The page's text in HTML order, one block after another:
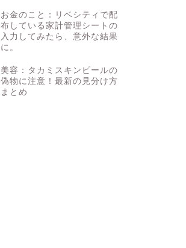
お金のこと：リベシティで配
布している家計管理シートの
入力してみたら、意外な結果
に。
美容：タカミスキンピールの
偽物に注意！最新の見分け方
まとめ